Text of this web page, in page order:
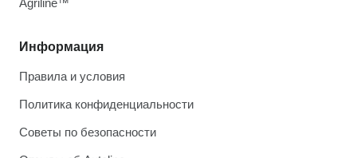
Информация
Правила и условия
Политика конфиденциальности
Советы по безопасности
Agriline™